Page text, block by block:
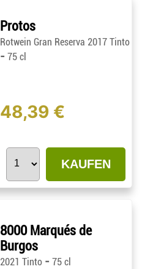
Protos
Rotwein Gran Reserva 2017 Tinto
-75 cl
48,39 €
KAUFEN
8000 Marqués de
Burgos
2021 Tinto -75 cl